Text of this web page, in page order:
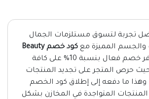
تجربة لتسوق مستلزمات الجمال
والجسم المميزة مع
كود خصم Beauty
الذي يوفر خصم فعال بنسبة 10% على كافة
حرص المتجر على تجديد المنتجات
وهذا ما دفعه إلى إطلاق كود الخصم
المتواجدة في المخازن بشكل